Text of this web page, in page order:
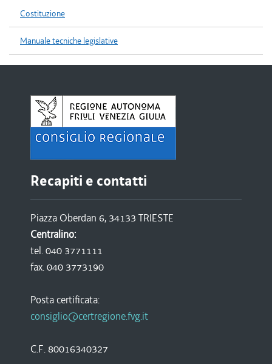
Costituzione
Manuale tecniche legislative
Recapiti e contatti
Piazza Oberdan 6, 34133 TRIESTE
Centralino:
tel. 040 3771111
fax. 040 3773190
Posta certificata:
consiglio@certregione.fvg.it
C.F. 80016340327